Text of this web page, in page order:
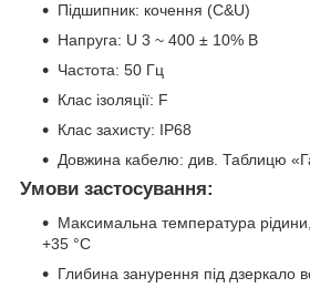
Підшипник: кочення (C&U)
Напруга: U 3 ~ 400 ± 10% В
Частота: 50 Гц
Клас ізоляції: F
Клас захисту: IP68
Довжина кабелю: див. Таблицю
Умови застосування:
Максимальна температура
+35 °С
Глибина занурення під дзеркало